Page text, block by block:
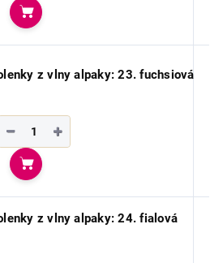
Do košíku
z vlny alpaky: 23. fuchsiová
+
−
Do košíku
z vlny alpaky: 24. fialová